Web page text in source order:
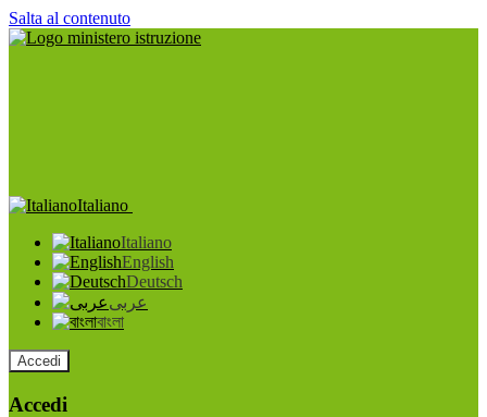
Salta al contenuto
Italiano
Italiano
English
Deutsch
عربى
বাংলা
Accedi
Accedi